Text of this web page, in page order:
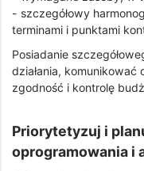
- szczegółowy
terminami i punktami
Posiadanie
działania,
zgodność i kontrolę
Priorytetyzuj i
oprogramowania i